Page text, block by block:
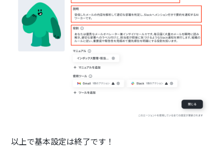
以上で基本設定は終了です！